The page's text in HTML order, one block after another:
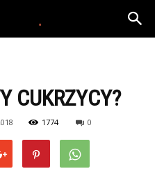
CUKRZYCY?
1774 0